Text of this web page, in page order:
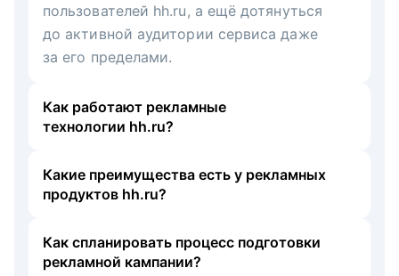
пользователей hh.ru, а ещё дотянуться
до активной аудитории сервиса даже
за его пределами.
Как работают рекламные
технологии hh.ru?
Какие преимущества есть у рекламных
продуктов hh.ru?
Как спланировать процесс подготовки
рекламной кампании?